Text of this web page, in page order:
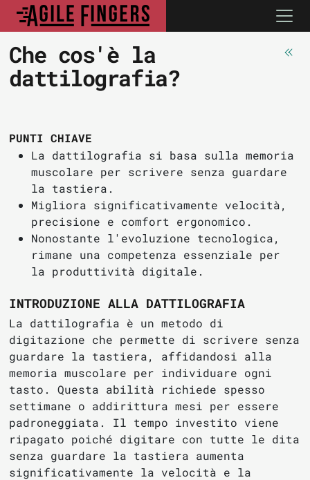
Che cos'è la
dattilografia?
PUNTI CHIAVE
La dattilografia si basa sulla memoria
muscolare per scrivere senza guardare
la tastiera.
Migliora significativamente velocità,
precisione e comfort ergonomico.
Nonostante l'evoluzione tecnologica,
rimane una competenza essenziale per
la produttività digitale.
INTRODUZIONE ALLA DATTILOGRAFIA
La dattilografia è un metodo di
digitazione che permette di scrivere senza
guardare la tastiera, affidandosi alla
memoria muscolare per individuare ogni
tasto. Questa abilità richiede spesso
settimane o addirittura mesi per essere
padroneggiata. Il tempo investito viene
ripagato poiché digitare con tutte le dita
senza guardare la tastiera aumenta
significativamente la velocità e la